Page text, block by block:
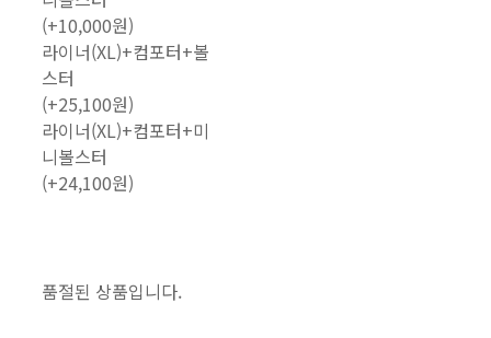
(+10,000원)
라이너(XL)+컴포터+볼
스터
(+25,100원)
라이너(XL)+컴포터+미
니볼스터
(+24,100원)
품절된 상품입니다.